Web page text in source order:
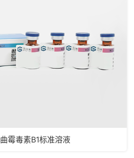
霉毒素B1标准溶液